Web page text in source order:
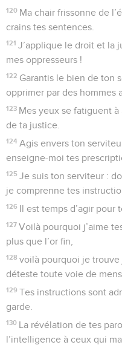
120 Ma chair frissonne de
crains tes sentences.
121 J’applique le droit et la
mes oppresseurs !
122 Garantis le bien de ton
opprimer par des hommes
123 Mes yeux se fatiguent
de ta justice.
124 Agis envers ton
enseigne-moi tes
125 Je suis ton serviteur :
je comprenne tes
126 Il est temps d’agir pour
127 Voilà pourquoi j’aime
plus que l’or fin,
128 voilà pourquoi je
déteste toute voie de
129 Tes instructions sont
garde.
130 La révélation de tes
l’intelligence à ceux qui